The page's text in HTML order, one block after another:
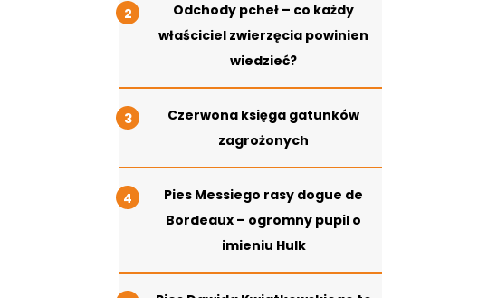
Odchody pcheł – co każdy
właściciel zwierzęcia powinien
wiedzieć?
Czerwona księga gatunków
zagrożonych
Pies Messiego rasy dogue de
Bordeaux – ogromny pupil o
imieniu Hulk